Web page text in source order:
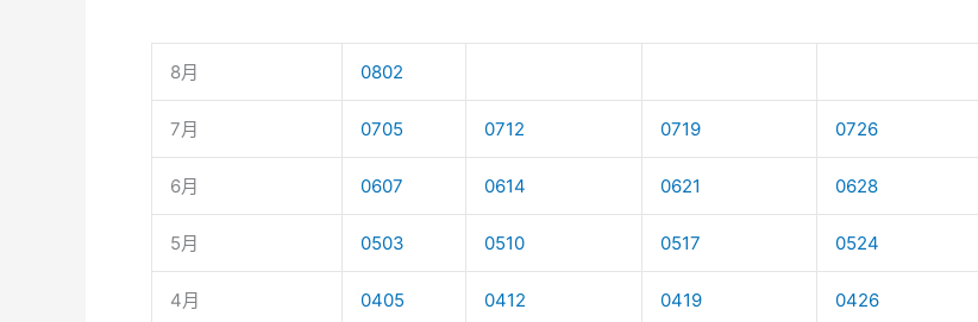
8月 0802
7月 0705 0712 0719 0726
6月 0607 0614 0621 0628
5月 0503 0510 0517 0524
4月 0405 0412 0419 0426